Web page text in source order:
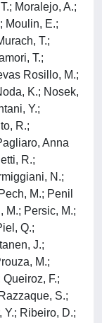
Moralejo, A.;
Moulin, E.;
T.;
T.;
Rosillo, M.;
K.; Nosek,
Y.;
R.;
Anna
R.;
N.;
M.; Penil
M.; Persic, M.;
Q.;
J.;
M.;
F.;
S.;
Y.; Ribeiro, D.;